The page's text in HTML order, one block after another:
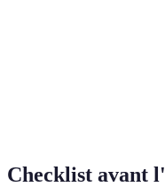
Checklist avant